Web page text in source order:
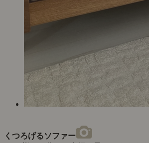
くつろげるソファー